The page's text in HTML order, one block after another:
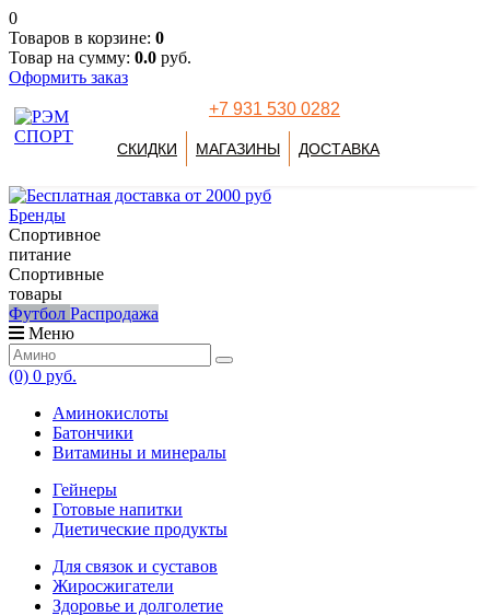
0
Товаров в корзине: 0
Товар на сумму: 0.0 руб.
Оформить заказ
+7 931 530 0282
СКИДКИ МАГАЗИНЫ ДОСТАВКА
Бренды
Спортивное
питание
Спортивные
товары
Футбол Распродажа
Меню
(0) 0 руб.
Аминокислоты
Батончики
Витамины и минералы
Гейнеры
Готовые напитки
Диетические продукты
Для связок и суставов
Жиросжигатели
Здоровье и долголетие